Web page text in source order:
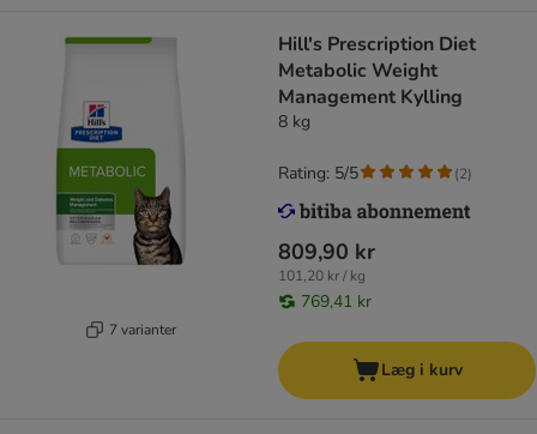
7 varianter
Hill's Prescription Diet
Metabolic Weight
Management Kylling
8 kg
809,90 kr
101,20 kr / kg
769,41 kr
Rating: 5/5 (2)
Læg i kurv